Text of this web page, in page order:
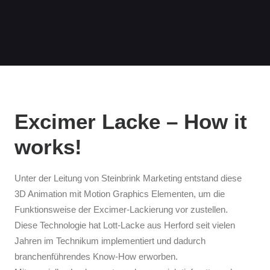
Excimer Lacke – How it
works!
Unter der Leitung von Steinbrink Marketing entstand diese
3D Animation mit Motion Graphics Elementen, um die
Funktionsweise der Excimer-Lackierung vor zustellen.
Diese Technologie hat Lott-Lacke aus Herford seit vielen
Jahren im Technikum implementiert und dadurch
branchenführendes Know-How erworben.